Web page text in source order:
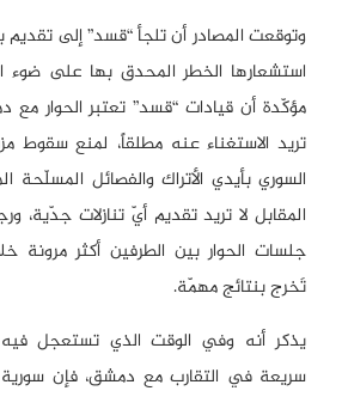
وتوقعت المصادر أن تلجأ “قسد” إلى
استشعارها الخطر المحدق بها على ضوء
مؤكّدة أن قيادات “قسد” تعتبر الحوار مع
تريد الاستغناء عنه مطلقاً، لمنع سقوط
السوري بأيدي الأتراك والفصائل المسلّحة
المقابل لا تريد تقديم أيّ تنازلات جدّية،
جلسات الحوار بين الطرفين أكثر مرونة
تَخرج بنتائج مهمّة.
يذكر أنه وفي الوقت الذي تستعجل فيه
سريعة في التقارب مع دمشق، فإن